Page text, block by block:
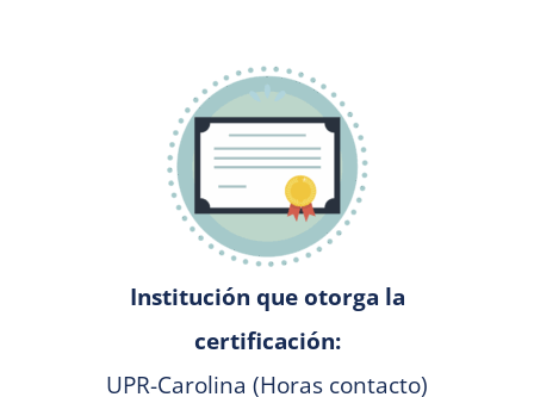
Institución que otorga la
certificación:
UPR-Carolina (Horas contacto)